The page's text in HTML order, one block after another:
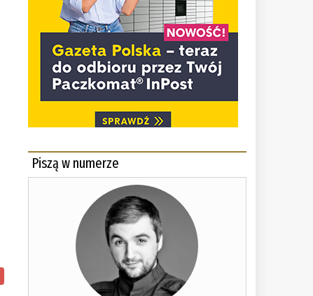
Piszą w numerze